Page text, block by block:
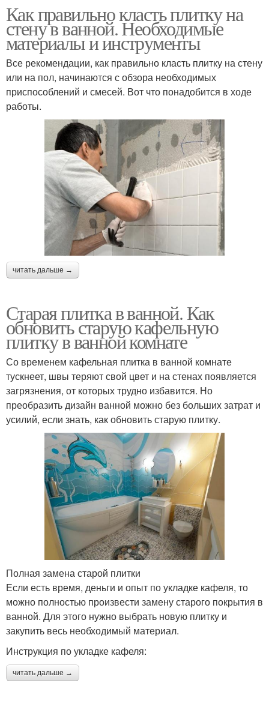
Как правильно класть плитку на
стену в ванной. Необходимые
материалы и инструменты
Все рекомендации, как правильно класть плитку на стену
или на пол, начинаются с обзора необходимых
приспособлений и смесей. Вот что понадобится в ходе
работы.
читать дальше →
Старая плитка в ванной. Как
обновить старую кафельную
плитку в ванной комнате
Со временем кафельная плитка в ванной комнате
тускнеет, швы теряют свой цвет и на стенах появляется
загрязнения, от которых трудно избавится. Но
преобразить дизайн ванной можно без больших затрат и
усилий, если знать, как обновить старую плитку.
Полная замена старой плитки
Если есть время, деньги и опыт по укладке кафеля, то
можно полностью произвести замену старого покрытия в
ванной. Для этого нужно выбрать новую плитку и
закупить весь необходимый материал.
Инструкция по укладке кафеля:
читать дальше →